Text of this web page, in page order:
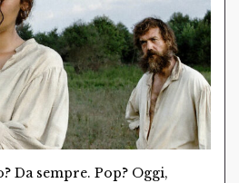
Da sempre. Pop? Oggi,